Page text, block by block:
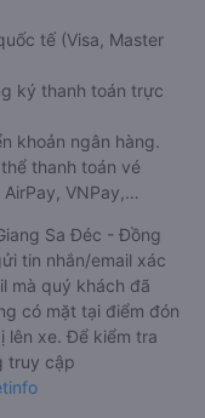
tế (Visa, Master
ký thanh toán trực
khoản ngân hàng.
thanh toán vé
VNPay,…
Sa Đéc - Đồng
tin nhắn/email xác
mà quý khách đã
có mặt tại điểm đón
lên xe. Để kiểm tra
truy cập